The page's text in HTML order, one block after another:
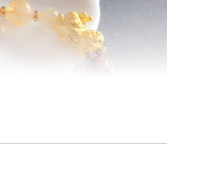
by the beauty and
force,
everyone who needs it,